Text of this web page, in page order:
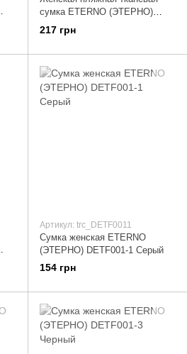
сумка ETERNO (ЭТЕРНО)
DET1808-7 Зеленый
217 грн
Артикул: trc_DETF0011
Сумка женская ETERNO
(ЭТЕРНО) DETF001-1 Серый
154 грн